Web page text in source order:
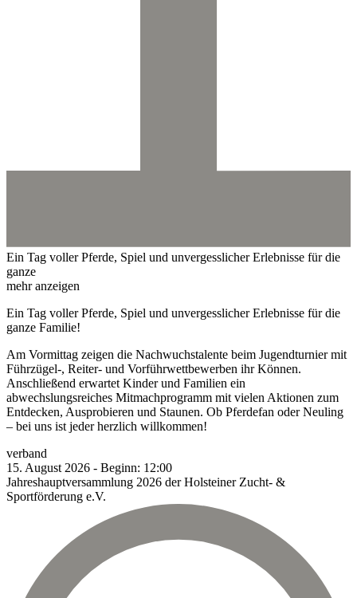
Ein Tag voller Pferde, Spiel und unvergesslicher Erlebnisse für die
ganze
mehr anzeigen
Ein Tag voller Pferde, Spiel und unvergesslicher Erlebnisse für die
ganze Familie!
Am Vormittag zeigen die Nachwuchstalente beim Jugendturnier mit
Führzügel-, Reiter- und Vorführwettbewerben ihr Können.
Anschließend erwartet Kinder und Familien ein
abwechslungsreiches Mitmachprogramm mit vielen Aktionen zum
Entdecken, Ausprobieren und Staunen. Ob Pferdefan oder Neuling
– bei uns ist jeder herzlich willkommen!
verband
15. August 2026 - Beginn: 12:00
Jahreshauptversammlung 2026 der Holsteiner Zucht- &
Sportförderung e.V.